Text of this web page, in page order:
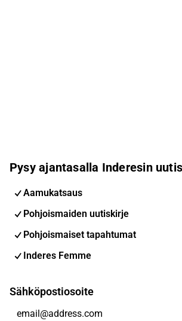
Pysy ajantasalla Inderesin
Aamukatsaus
Pohjoismaiden uutiskirje
Pohjoismaiset tapahtumat
Inderes Femme
Sähköpostiosoite